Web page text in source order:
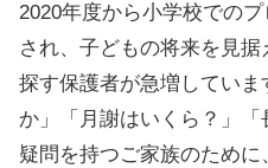
2020年度から小学校での
され、子どもの将来を見
探す保護者が急増してい
か」「月謝はいくら？」
疑問を持つご家族のために